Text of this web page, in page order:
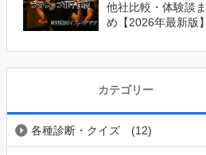
他社比較・体験談
め【2026年最新版】
カテゴリー
各種診断・クイズ (12)